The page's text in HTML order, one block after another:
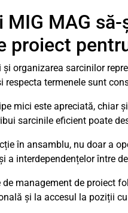
MIG MAG
proiect
organizarea sarcinilor
respecta termenele sunt
mici este apreciată,
sarcinile eficient poate
în ansamblu, nu doar a
a interdependențelor între
management de proiect
și la accesul la poziții